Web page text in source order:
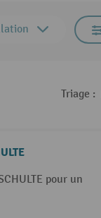
Triage :
pour un